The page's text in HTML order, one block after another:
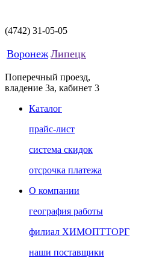
(4742) 31-05-05
Воронеж Липецк
Поперечный проезд,
владение 3а, кабинет 3
Каталог
прайс-лист
система скидок
отсрочка платежа
О компании
география работы
филиал ХИМОПТТОРГ
наши поставщики